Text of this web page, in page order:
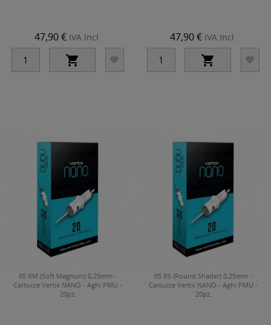
47,90 € IVA Incl.
 
47,90 € IVA Incl.
 
05 RM (Soft Magnum) 0,25mm -
Cartucce Vertix NANO - Aghi PMU -
20pz.
05 RS (Round Shader) 0,25mm -
Cartucce Vertix NANO - Aghi PMU -
20pz.